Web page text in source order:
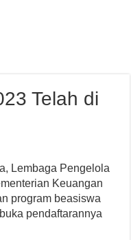
Telah di
Lembaga Pengelola
Keuangan
program beasiswa
pendaftarannya